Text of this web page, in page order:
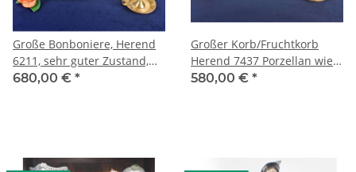
Große Bonboniere, Herend
6211, sehr guter Zustand,
Durchbruch Deckeldose Ø
680,00 € *
Großer Korb/Fruchtkorb
Herend 7437 Porzellan wie
neu rares Einzelstück
580,00 € *